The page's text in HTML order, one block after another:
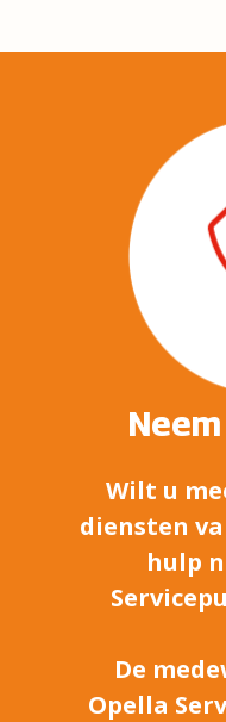
Wilt u
diensten
hulp
De
Opella